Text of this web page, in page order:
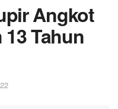
Angkot
Tahun